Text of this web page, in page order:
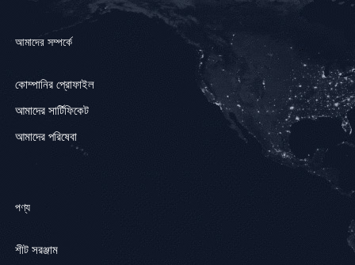
আমাদের সম্পর্কে
কোম্পানির প্রোফাইল
আমাদের সার্টিফিকেট
আমাদের পরিষেবা
পণ্য
শীট সরঞ্জাম